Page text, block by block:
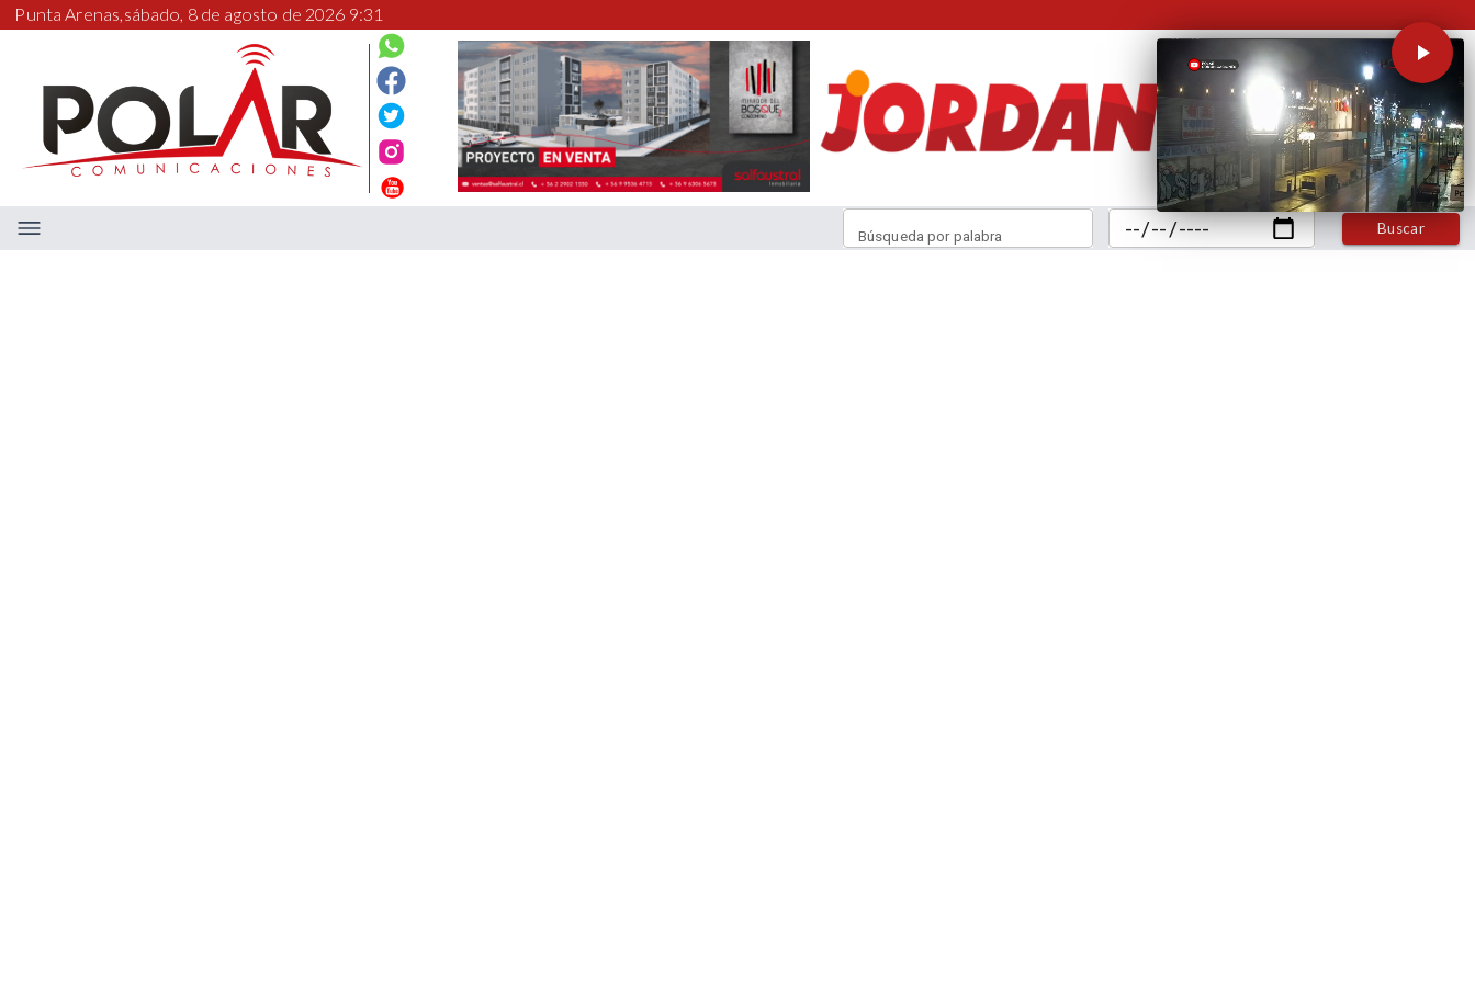
Punta Arenas,sábado, 8 de agosto de 2026 9:31
Buscar
Búsqueda por palabra